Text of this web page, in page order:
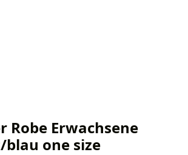
Robe Erwachsene
blau one size